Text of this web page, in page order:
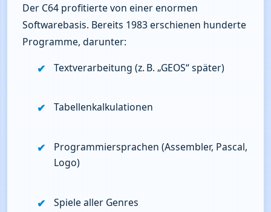
Der C64 profitierte von einer enormen
Softwarebasis. Bereits 1983 erschienen hunderte
Programme, darunter:
Textverarbeitung (z. B. „GEOS“ später)
Tabellenkalkulationen
Programmiersprachen (Assembler, Pascal,
Logo)
Spiele aller Genres